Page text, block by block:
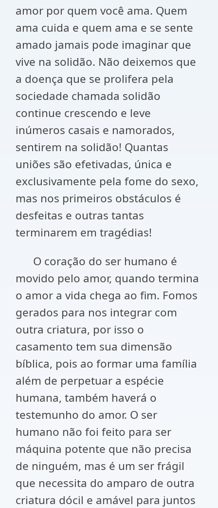
amor por quem você ama. Quem
ama cuida e quem ama e se sente
amado jamais pode imaginar que
vive na solidão. Não deixemos que
a doença que se prolifera pela
sociedade chamada solidão
continue crescendo e leve
inúmeros casais e namorados,
sentirem na solidão! Quantas
uniões são efetivadas, única e
exclusivamente pela fome do sexo,
mas nos primeiros obstáculos é
desfeitas e outras tantas
terminarem em tragédias!
O coração do ser humano é
movido pelo amor, quando termina
o amor a vida chega ao fim. Fomos
gerados para nos integrar com
outra criatura, por isso o
casamento tem sua dimensão
bíblica, pois ao formar uma família
além de perpetuar a espécie
humana, também haverá o
testemunho do amor. O ser
humano não foi feito para ser
máquina potente que não precisa
de ninguém, mas é um ser frágil
que necessita do amparo de outra
criatura dócil e amável para juntos